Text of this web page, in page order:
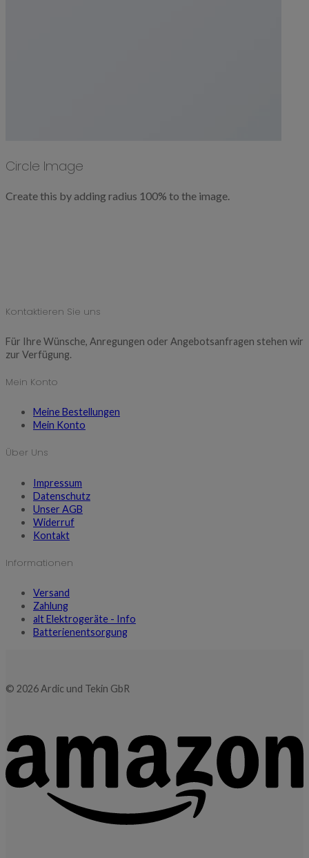
Circle Image
Create this by adding radius 100% to the image.
Kontaktieren Sie uns
Für Ihre Wünsche, Anregungen oder Angebotsanfragen stehen wir
zur Verfügung.
Mein Konto
Meine Bestellungen
Mein Konto
Über Uns
Impressum
Datenschutz
Unser AGB
Widerruf
Kontakt
Informationen
Versand
Zahlung
alt Elektrogeräte - Info
Batterienentsorgung
© 2026 Ardic und Tekin GbR